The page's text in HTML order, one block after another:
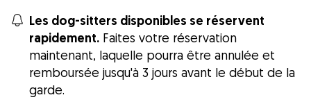
Les dog-sitters disponibles se réservent
rapidement. Faites votre réservation
maintenant, laquelle pourra être annulée et
remboursée jusqu'à 3 jours avant le début de la
garde.